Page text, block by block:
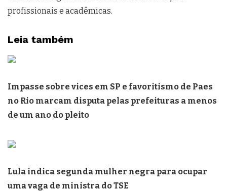
profissionais e acadêmicas.
Leia também
Impasse sobre vices em SP e favoritismo de Paes
no Rio marcam disputa pelas prefeituras a menos
de um ano do pleito
Lula indica segunda mulher negra para ocupar
uma vaga de ministra do TSE